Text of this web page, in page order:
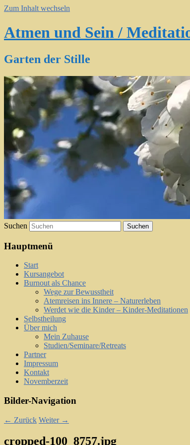
Zum Inhalt wechseln
Atmen und Sein /
Garten der Stille
Suchen
Hauptmenü
Start
Kursangebot
Burnout als Chance
Wege zur Bewusstheit
Atemreisen ins Innere – Naturerleben
Werdet wie die Kinder – Kinder-Meditationen
Selbstheilung
Über mich
Mein Zuhause
Studien/Seminare/Retreats
Partner
Impressum
Kontakt
Novemberzeit
Bilder-Navigation
← Zurück Weiter →
cropped-100_8757.jpg